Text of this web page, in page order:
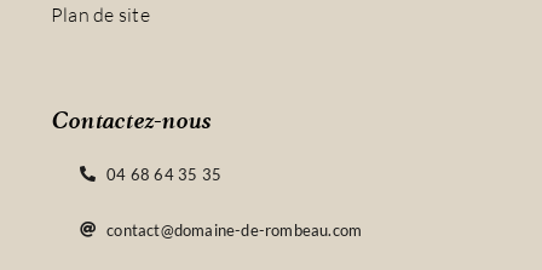
Plan de site
Contactez-nous
04 68 64 35 35
contact@domaine-de-rombeau.com